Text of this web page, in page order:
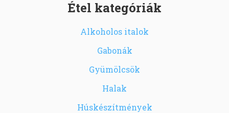
Étel kategóriák
Alkoholos italok
Gabonák
Gyümölcsök
Halak
Húskészítmények